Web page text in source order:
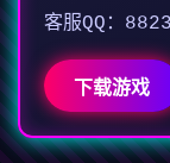
客服QQ：
下载游戏